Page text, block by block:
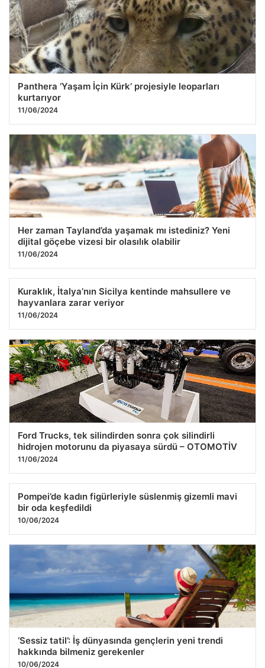
Panthera ‘Yaşam İçin Kürk’ projesiyle leoparları
kurtarıyor
11/06/2024
Her zaman Tayland’da yaşamak mı istediniz? Yeni
dijital göçebe vizesi bir olasılık olabilir
11/06/2024
Kuraklık, İtalya’nın Sicilya kentinde mahsullere ve
hayvanlara zarar veriyor
11/06/2024
Ford Trucks, tek silindirden sonra çok silindirli
hidrojen motorunu da piyasaya sürdü – OTOMOTİV
11/06/2024
Pompei’de kadın figürleriyle süslenmiş gizemli mavi
bir oda keşfedildi
10/06/2024
‘Sessiz tatil’: İş dünyasında gençlerin yeni trendi
hakkında bilmeniz gerekenler
10/06/2024